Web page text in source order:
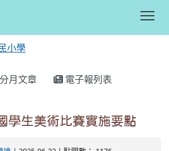
小學
分月文章 電子報列表
學生美術比賽實施要點